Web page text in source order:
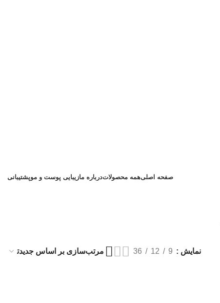
صفحه اصلیهمه محصولاتدرباره مازیبایی پوست و موپشتیبانی
نمایش 9
12
36